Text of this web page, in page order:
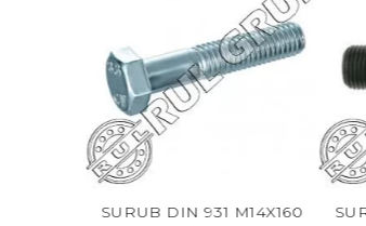
SURUB DIN 931 M14X160
SURUB DIN 931